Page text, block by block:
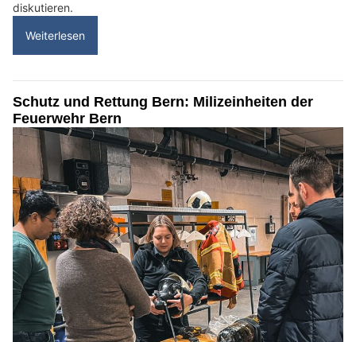
diskutieren.
Weiterlesen
Schutz und Rettung Bern: Milizeinheiten der
Feuerwehr Bern